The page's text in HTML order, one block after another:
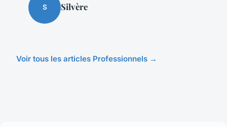
S Silvère
Voir tous les articles Professionnels →